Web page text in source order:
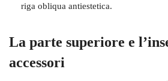
riga obliqua antiestetica.
La parte superiore e
accessori